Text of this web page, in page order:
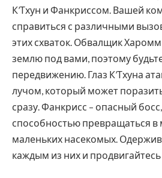
К’Тхун и Фанкриссом. Вашей
справиться с различными
этих схваток. Обвалщик
землю под вами, поэтому
передвижению. Глаз К’Тхуна
лучом, который может
сразу. Фанкрисс – опасный
способностью превращаться в
маленьких насекомых.
каждым из них и